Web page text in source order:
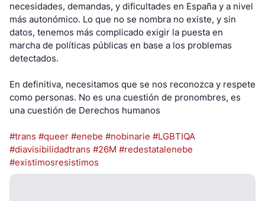
necesidades, demandas, y dificultades en España y a nivel
más autonómico. Lo que no se nombra no existe, y sin
datos, tenemos más complicado exigir la puesta en
marcha de políticas públicas en base a los problemas
detectados.
En definitiva, necesitamos que se nos reconozca y respete
como personas. No es una cuestión de pronombres, es
una cuestión de Derechos humanos
#trans #queer #enebe #nobinarie #LGBTIQA
#diavisibilidadtrans #26M #redestatalenebe
#existimosresistimos